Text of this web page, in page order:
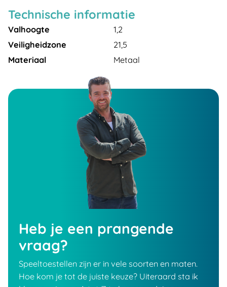
Technische informatie
Valhoogte
1,2
Veiligheidzone
21,5
Materiaal
Metaal
Heb je een prangende
vraag?
Speeltoestellen zijn er in vele soorten en maten.
Hoe kom je tot de juiste keuze? Uiteraard sta ik